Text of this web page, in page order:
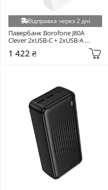
Відправка через 2 дні
Павербанк Borofone J80A
Clever 2xUSB-C + 2xUSB-A
22,5W 20000mAh White (BJ80A)
1 422 ₴